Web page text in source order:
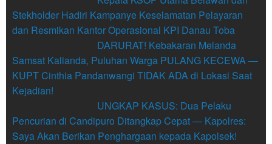
Stekholder Hadiri Kampanye Keselamatan Pelayaran
dan Resmikan Kantor Operasional KPI Danau Toba
DARURAT! Kebakaran Melanda
Samsat Kalianda, Puluhan Warga PULANG KECEWA —
KUPT Cinthia Pandanwangi TIDAK ADA di Lokasi Saat
Kejadian!
UNGKAP KASUS: Dua Pelaku
Pencurian di Candipuro Ditangkap Cepat — Kapolres:
Saya Akan Berikan Penghargaan kepada Kapolsek!